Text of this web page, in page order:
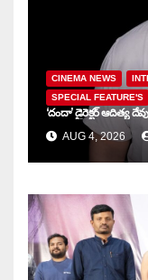
CINEMA NEWS
SPECIAL FEATURE'S
‘దందా’ డైరెక్ట‌ర్ ఆదిత్య
AUG 4, 2026